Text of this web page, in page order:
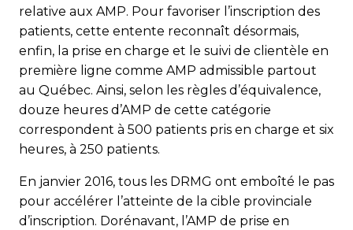
relative aux AMP. Pour favoriser l’inscription des
patients, cette entente reconnaît désormais,
enfin, la prise en charge et le suivi de clientèle en
première ligne comme AMP admissible partout
au Québec. Ainsi, selon les règles d’équivalence,
douze heures d’AMP de cette catégorie
correspondent à 500 patients pris en charge et six
heures, à 250 patients.
En janvier 2016, tous les DRMG ont emboîté le pas
pour accélérer l’atteinte de la cible provinciale
d’inscription. Dorénavant, l’AMP de prise en